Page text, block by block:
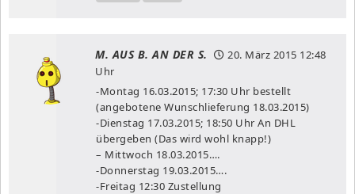
M. AUS B. AN DER S. 20. März 2015 12:48
Uhr
-Montag 16.03.2015; 17:30 Uhr bestellt
(angebotene Wunschlieferung 18.03.2015)
-Dienstag 17.03.2015; 18:50 Uhr An DHL
übergeben (Das wird wohl knapp!)
– Mittwoch 18.03.2015….
-Donnerstag 19.03.2015….
-Freitag 12:30 Zustellung